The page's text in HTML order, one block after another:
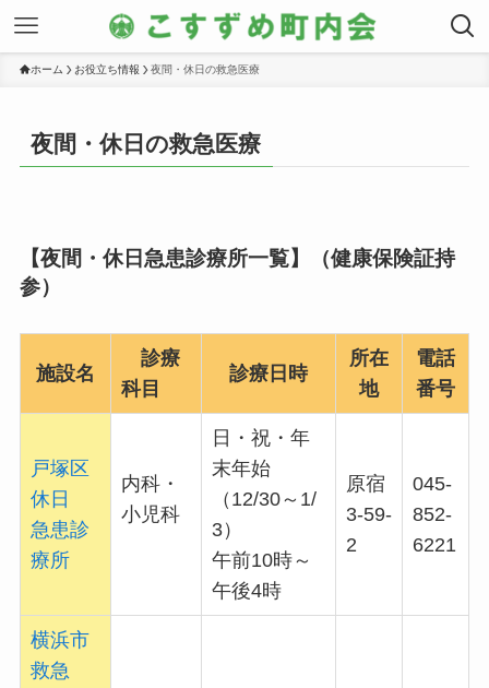
ホーム お役立ち情報 夜間・休日の救急医療
夜間・休日の救急医療
【夜間・休日急患診療所一覧】（健康保険証持
参）
施設名
診療
科目
診療日時
所在
地
電話
番号
戸塚区
休日
急患診
療所
内科・
小児科
日・祝・年
末年始
（12/30～1/
3）
午前10時～
午後4時
原宿
3-59-
2
045-
852-
6221
横浜市
救急